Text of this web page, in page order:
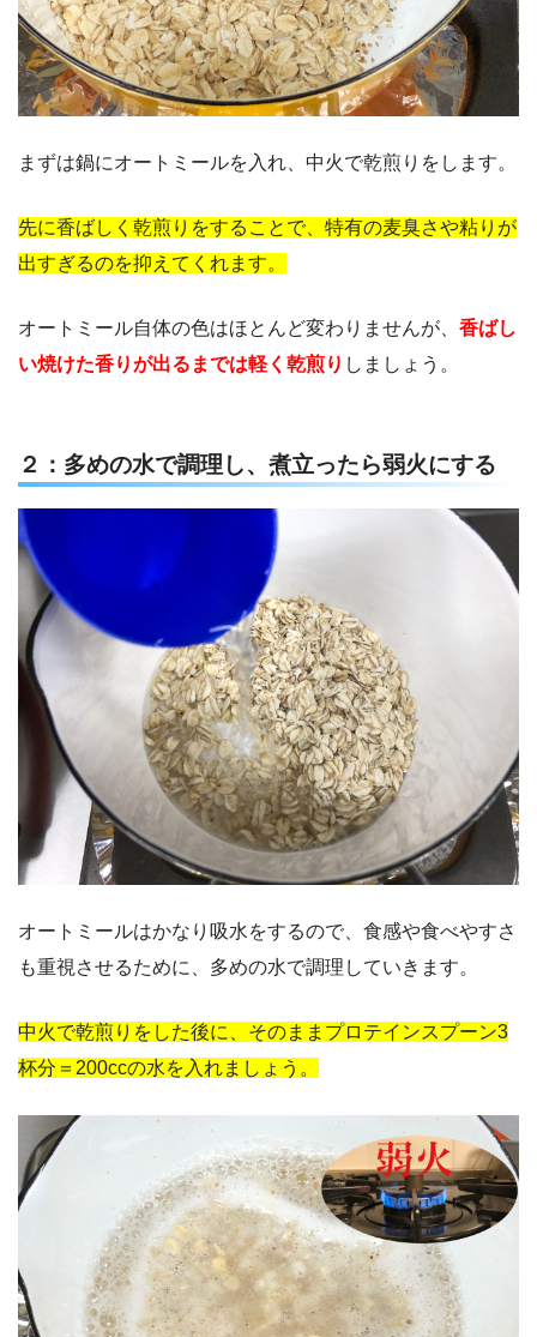
まずは鍋にオートミールを入れ、中火で乾煎りをします。
先に香ばしく乾煎りをすることで、特有の麦臭さや粘りが
出すぎるのを抑えてくれます。
オートミール自体の色はほとんど変わりませんが、 香ばし
い焼けた香りが出るまでは軽く乾煎り しましょう。
２：多めの水で調理し、煮立ったら弱火にする
オートミールはかなり吸水をするので、食感や食べやすさ
も重視させるために、多めの水で調理していきます。
中火で乾煎りをした後に、そのままプロテインスプーン3
杯分＝200ccの水を入れましょう。